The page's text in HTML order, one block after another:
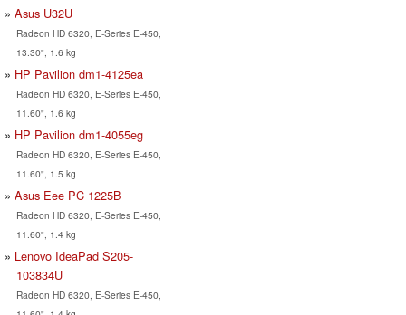
Asus U32U
Radeon HD 6320, E-Series E-450,
13.30", 1.6 kg
HP Pavilion dm1-4125ea
Radeon HD 6320, E-Series E-450,
11.60", 1.6 kg
HP Pavilion dm1-4055eg
Radeon HD 6320, E-Series E-450,
11.60", 1.5 kg
Asus Eee PC 1225B
Radeon HD 6320, E-Series E-450,
11.60", 1.4 kg
Lenovo IdeaPad S205-
103834U
Radeon HD 6320, E-Series E-450,